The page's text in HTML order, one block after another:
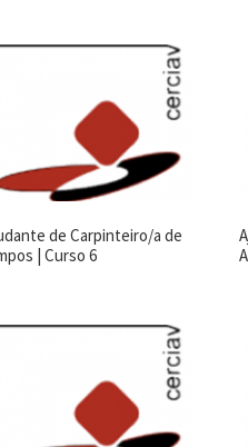
de Carpinteiro/a de
| Curso 6